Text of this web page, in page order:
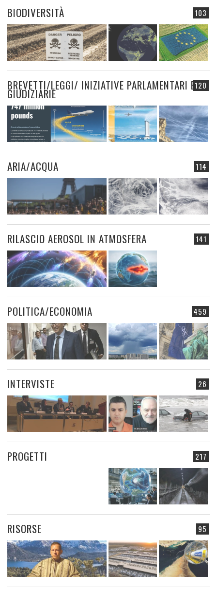
103
BIODIVERSITÀ
120
BREVETTI/LEGGI/ INIZIATIVE PARLAMENTARI E
GIUDIZIARIE
114
ARIA/ACQUA
141
RILASCIO AEROSOL IN ATMOSFERA
459
POLITICA/ECONOMIA
26
INTERVISTE
217
PROGETTI
95
RISORSE